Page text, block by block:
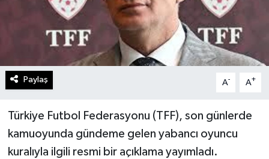
Paylaş A- A+
Türkiye Futbol Federasyonu (TFF), son günlerde
kamuoyunda gündeme gelen yabancı oyuncu
kuralıyla ilgili resmi bir açıklama yayımladı.